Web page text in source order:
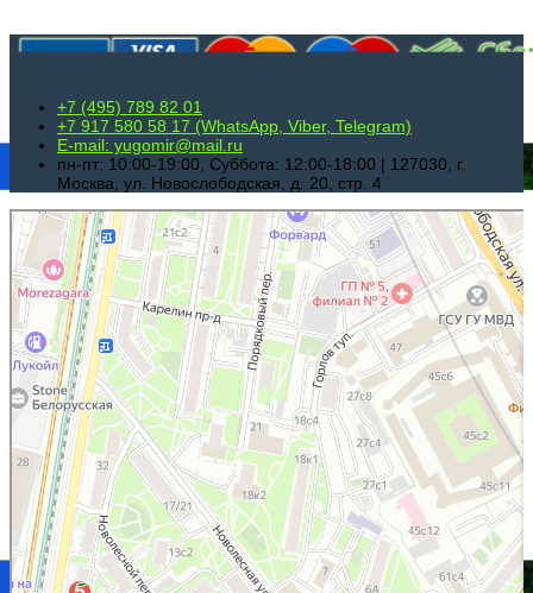
+7 (495) 789 82 01
+7 917 580 58 17 (WhatsApp, Viber, Telegram)
E-mail: yugomir@mail.ru
пн-пт: 10:00-19:00, Суббота: 12:00-18:00 | 127030, г.
Москва, ул. Новослободская, д. 20, стр. 4
Югомир
Турагентство в Москве
Экскурсии в Москве